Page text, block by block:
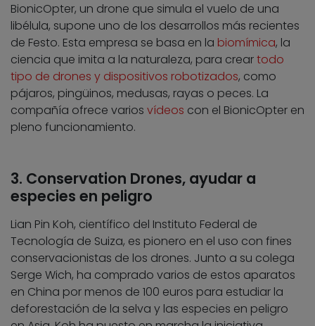
BionicOpter, un drone que simula el vuelo de una
libélula, supone uno de los desarrollos más recientes
de Festo. Esta empresa se basa en la biomímica, la
ciencia que imita a la naturaleza, para creartodo
tipo de drones y dispositivos robotizados, como
pájaros, pingüinos, medusas, rayas o peces. La
compañía ofrece varios vídeos con el BionicOpter en
pleno funcionamiento.
3. Conservation Drones, ayudar a
especies en peligro
Lian Pin Koh, científico del Instituto Federal de
Tecnología de Suiza, es pionero en el uso con fines
conservacionistas de los drones. Junto a su colega
Serge Wich, ha comprado varios de estos aparatos
en China por menos de 100 euros para estudiar la
deforestación de la selva y las especies en peligro